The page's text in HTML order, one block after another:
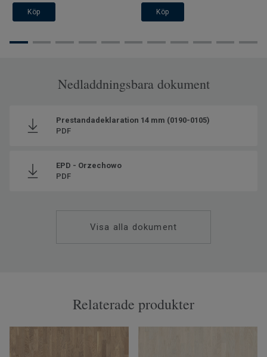
Köp Köp
Nedladdningsbara dokument
Prestandadeklaration 14 mm (0190-0105)
PDF
EPD - Orzechowo
PDF
Visa alla dokument
Relaterade produkter